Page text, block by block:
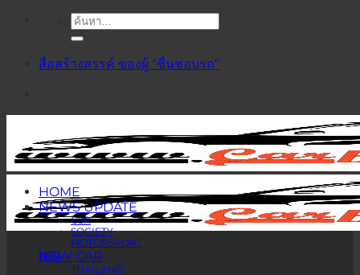
ค้นหา:
สื่อสร้างสรรค์ ของผู้ “ชื่นชอบรถ”
เมนู
HOME
NEWS UPDATE
CSR
SOCIETY
MOTORSPORT
NEW CAR
THAILAND